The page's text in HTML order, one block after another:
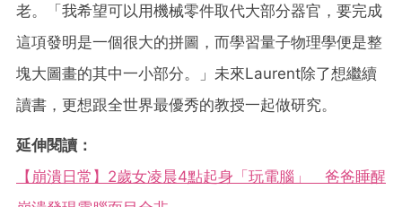
老。「我希望可以用機械零件取代大部分器官，要完成
這項發明是一個很大的拼圖，而學習量子物理學便是整
塊大圖畫的其中一小部分。」未來Laurent除了想繼續
讀書，更想跟全世界最優秀的教授一起做研究。
延伸閱讀：
【崩潰日常】2歲女凌晨4點起身「玩電腦」 爸爸睡醒